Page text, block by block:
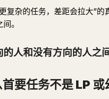
复杂的任务，差距会拉大”
。
人和没有方向的人之间
要任务不是 LP 或